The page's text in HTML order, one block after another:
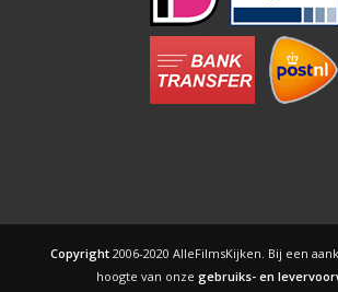
Copyright2006-2020 AlleFilmsKijken. Bij een
hoogte van onzegebruiks- en